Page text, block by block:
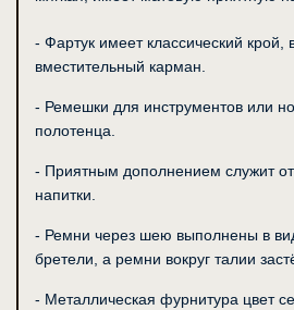
- Фартук имеет классический крой,
вместительный карман.
- Ремешки для инструментов или
полотенца.
- Приятным дополнением служит
напитки.
- Ремни через шею выполнены в
бретели, а ремни вокруг талии
- Металлическая фурнитура цвет